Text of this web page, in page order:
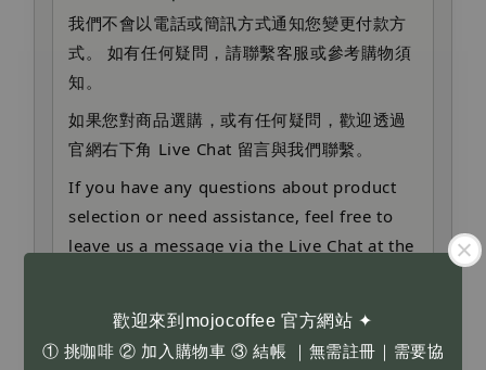
歡迎來到mojocoffee 官方網站 ✦
① 挑咖啡 ② 加入購物車 ③ 結帳 ｜無需註冊｜需要協
我們不會以電話或簡訊方式通知您變更付款方
式。 如有任何疑問，請聯繫客服或參考購物須
知。
如果您對商品選購，或有任何疑問，歡迎透過
官網右下角 Live Chat 留言與我們聯繫。
If you have any questions about product
selection or need assistance, feel free to
leave us a message via the Live Chat at the
We will never contact you by phone or
SMS to request payment changes. Please